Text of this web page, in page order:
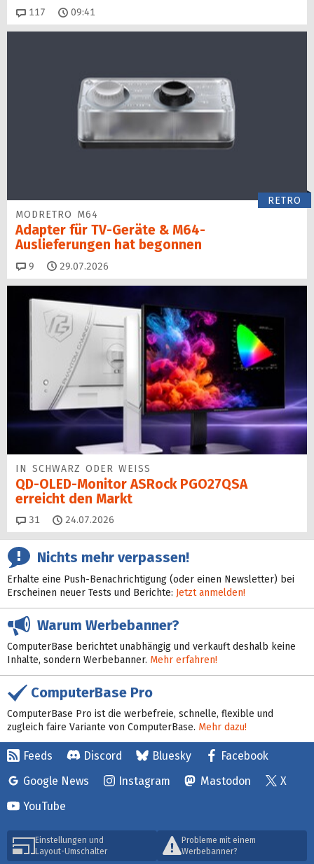
117 Kommentare
09:41
RETRO
MODRETRO M64
Adapter für TV-Geräte & M64-
Auslieferungen hat begon­nen
9 Kommentare
29.07.2026
IN SCHWARZ ODER WEISS
QD-OLED-Monitor ASRock PGO27QSA
erreicht den Markt
31 Kommentare
24.07.2026
Nichts mehr verpassen!
Erhalte eine Push-Benachrichtigung (oder einen Newsletter) bei
Erscheinen neuer Tests und Berichte: Jetzt anmelden!
Warum Werbebanner?
ComputerBase berichtet unabhängig und verkauft deshalb keine
Inhalte, sondern Werbebanner. Mehr erfahren!
ComputerBase Pro
ComputerBase Pro ist die werbefreie, schnelle, flexible und
zugleich faire Variante von ComputerBase. Mehr dazu!
Feeds Discord Bluesky
Facebook
Google News
Instagram Mastodon
X
YouTube
Einstellungen und
Layout-Umschalter
Probleme mit einem
Werbebanner?